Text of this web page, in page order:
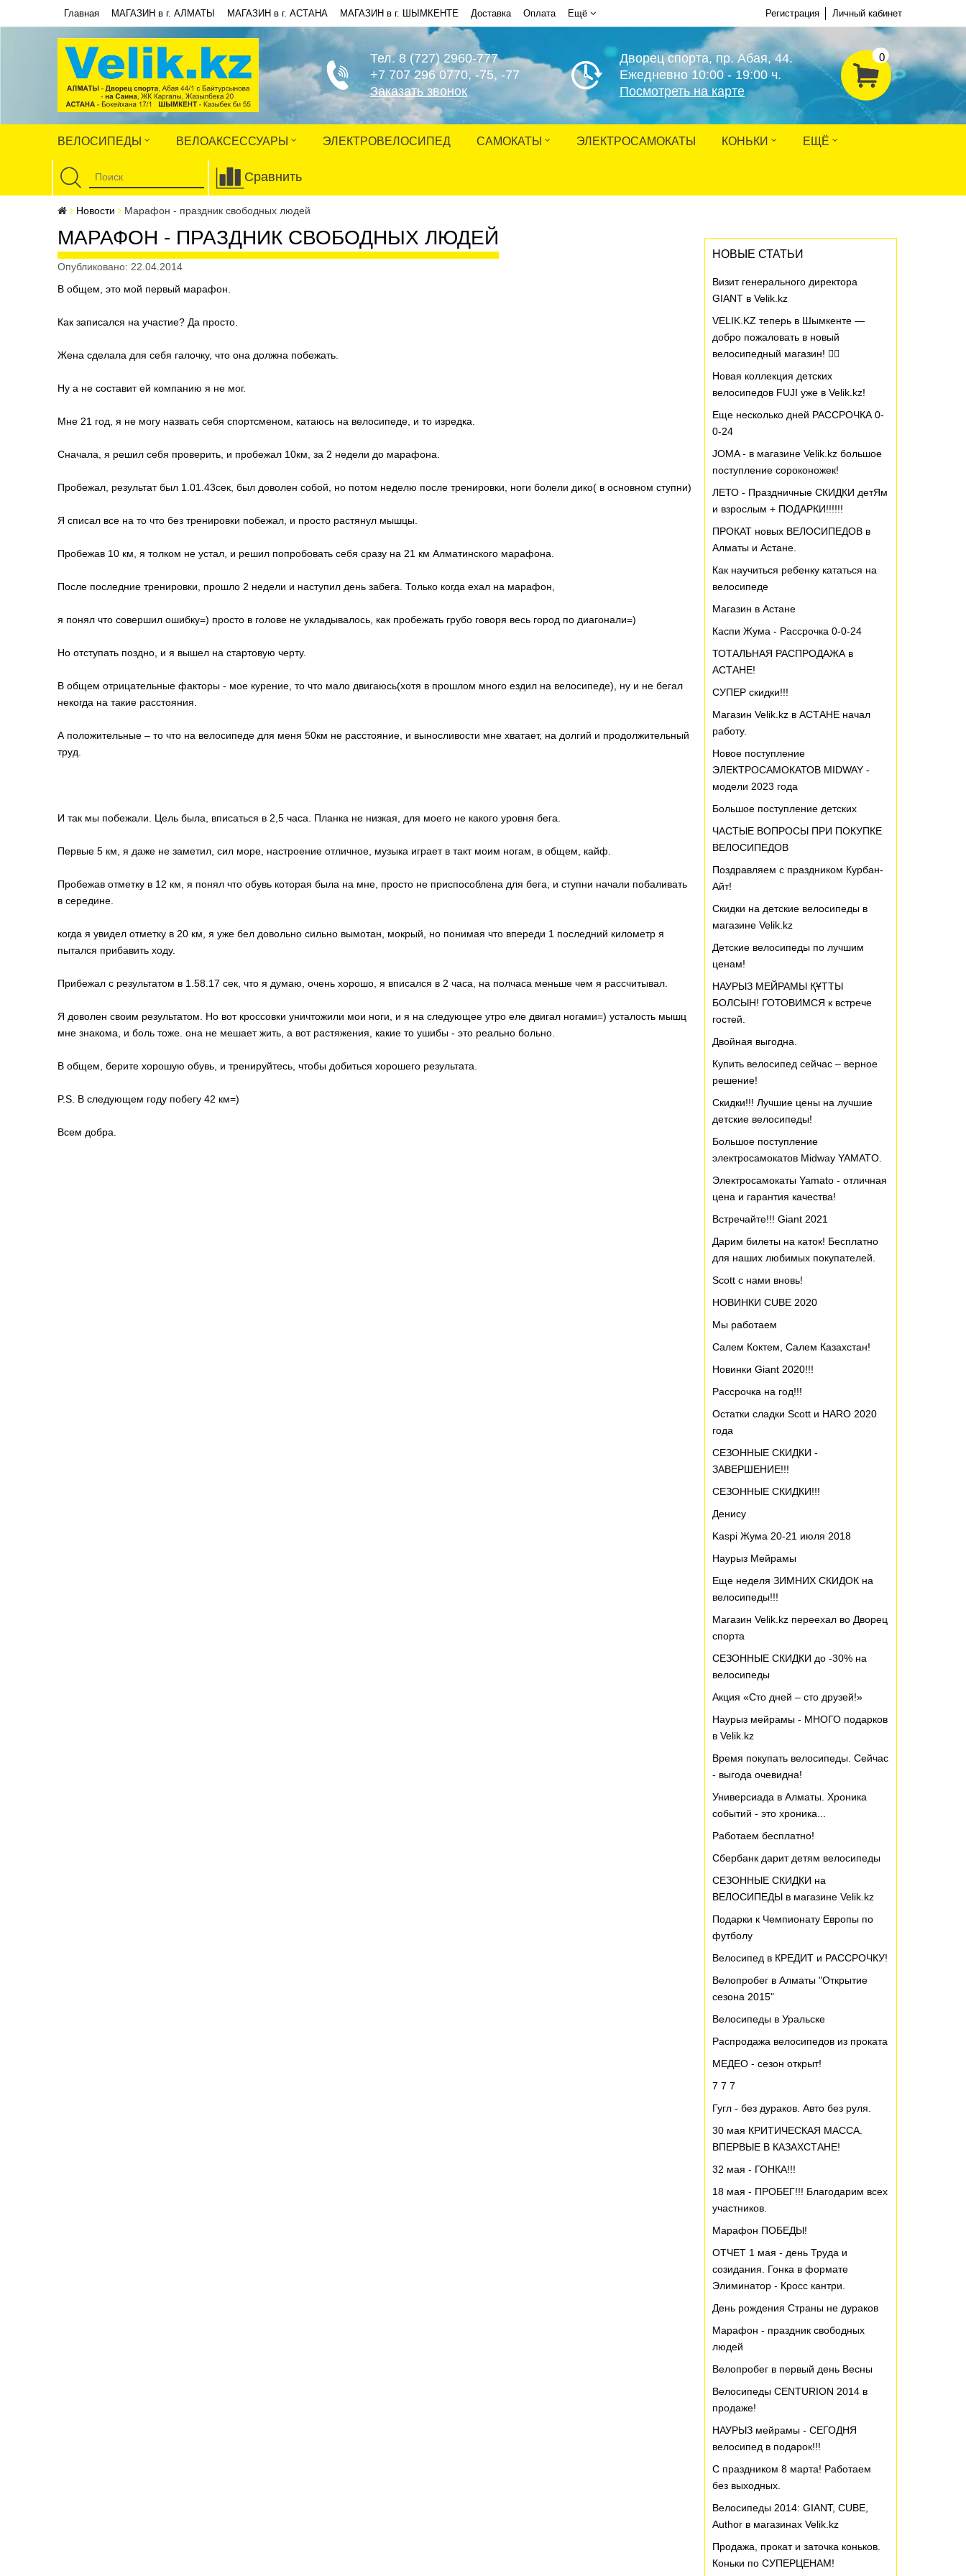
Главная МАГАЗИН в г. АЛМАТЫ МАГАЗИН в г. АСТАНА МАГАЗИН в г. ШЫМКЕНТЕ Доставка Оплата Ещё Регистрация Личный кабинет
Тел. 8 (727) 2960-777
+7 707 296 0770, -75, -77
Заказать звонок
Дворец спорта, пр. Абая, 44.
Ежедневно 10:00 - 19:00 ч.
Посмотреть на карте
0
ВЕЛОСИПЕДЫ ВЕЛОАКСЕССУАРЫ ЭЛЕКТРОВЕЛОСИПЕД САМОКАТЫ ЭЛЕКТРОСАМОКАТЫ КОНЬКИ ЕЩЁ
Сравнить
Новости Марафон - праздник свободных людей
НОВЫЕ СТАТЬИ
Визит генерального директора
GIANT в Velik.kz
VELIK.KZ теперь в Шымкенте —
добро пожаловать в новый
велосипедный магазин! 🚴‍♂️
Новая коллекция детских
велосипедов FUJI уже в Velik.kz!
Еще несколько дней РАССРОЧКА 0-
0-24
JOMA - в магазине Velik.kz большое
поступление сороконожек!
ЛЕТО - Праздничные СКИДКИ детЯм
и взрослым + ПОДАРКИ!!!!!!
ПРОКАТ новых ВЕЛОСИПЕДОВ в
Алматы и Астане.
Как научиться ребенку кататься на
велосипеде
Магазин в Астане
Каспи Жума - Рассрочка 0-0-24
ТОТАЛЬНАЯ РАСПРОДАЖА в
АСТАНЕ!
СУПЕР скидки!!!
Магазин Velik.kz в АСТАНЕ начал
работу.
Новое поступление
ЭЛЕКТРОСАМОКАТОВ MIDWAY -
модели 2023 года
Большое поступление детских
ЧАСТЫЕ ВОПРОСЫ ПРИ ПОКУПКЕ
ВЕЛОСИПЕДОВ
Поздравляем с праздником Курбан-
Айт!
Скидки на детские велосипеды в
магазине Velik.kz
Детские велосипеды по лучшим
ценам!
НАУРЫЗ МЕЙРАМЫ ҚҰТТЫ
БОЛСЫН! ГОТОВИМСЯ к встрече
гостей.
Двойная выгодна.
Купить велосипед сейчас – верное
решение!
Скидки!!! Лучшие цены на лучшие
детские велосипеды!
Большое поступление
электросамокатов Midway YAMATO.
Электросамокаты Yamato - отличная
цена и гарантия качества!
Встречайте!!! Giant 2021
Дарим билеты на каток! Бесплатно
для наших любимых покупателей.
Scott с нами вновь!
НОВИНКИ CUBE 2020
Мы работаем
Салем Коктем, Салем Казахстан!
Новинки Giant 2020!!!
Рассрочка на год!!!
Остатки сладки Scott и HARO 2020
года
СЕЗОННЫЕ СКИДКИ -
ЗАВЕРШЕНИЕ!!!
СЕЗОННЫЕ СКИДКИ!!!
Денису
Kaspi Жума 20-21 июля 2018
Наурыз Мейрамы
Еще неделя ЗИМНИХ СКИДОК на
велосипеды!!!
Магазин Velik.kz переехал во Дворец
спорта
СЕЗОННЫЕ СКИДКИ до -30% на
велосипеды
Акция «Сто дней – сто друзей!»
Наурыз мейрамы - МНОГО подарков
в Velik.kz
Время покупать велосипеды. Сейчас
- выгода очевидна!
Универсиада в Алматы. Хроника
событий - это хроника...
Работаем бесплатно!
Сбербанк дарит детям велосипеды
СЕЗОННЫЕ СКИДКИ на
ВЕЛОСИПЕДЫ в магазине Velik.kz
Подарки к Чемпионату Европы по
футболу
Велосипед в КРЕДИТ и РАССРОЧКУ!
Велопробег в Алматы "Открытие
сезона 2015"
Велосипеды в Уральске
Распродажа велосипедов из проката
МЕДЕО - сезон открыт!
7 7 7
Гугл - без дураков. Авто без руля.
30 мая КРИТИЧЕСКАЯ МАССА.
ВПЕРВЫЕ В КАЗАХСТАНЕ!
32 мая - ГОНКА!!!
18 мая - ПРОБЕГ!!! Благодарим всех
участников.
Марафон ПОБЕДЫ!
ОТЧЕТ 1 мая - день Труда и
созидания. Гонка в формате
Элиминатор - Кросс кантри.
День рождения Страны не дураков
Марафон - праздник свободных
людей
Велопробег в первый день Весны
Велосипеды CENTURION 2014 в
продаже!
НАУРЫЗ мейрамы - СЕГОДНЯ
велосипед в подарок!!!
С праздником 8 марта! Работаем
без выходных.
Велосипеды 2014: GIANT, CUBE,
Author в магазинах Velik.kz
Продажа, прокат и заточка коньков.
Коньки по СУПЕРЦЕНАМ!
МАРАФОН - ПРАЗДНИК СВОБОДНЫХ ЛЮДЕЙ
Опубликовано: 22.04.2014
В общем, это мой первый марафон.
Как записался на участие? Да просто.
Жена сделала для себя галочку, что она должна побежать.
Ну а не составит ей компанию я не мог.
Мне 21 год, я не могу назвать себя спортсменом, катаюсь на велосипеде, и то изредка.
Сначала, я решил себя проверить, и пробежал 10км, за 2 недели до марафона.
Пробежал, результат был 1.01.43сек, был доволен собой, но потом неделю после тренировки, ноги болели дико( в основном ступни)
Я списал все на то что без тренировки побежал, и просто растянул мышцы.
Пробежав 10 км, я толком не устал, и решил попробовать себя сразу на 21 км Алматинского марафона.
После последние тренировки, прошло 2 недели и наступил день забега. Только когда ехал на марафон,
я понял что совершил ошибку=) просто в голове не укладывалось, как пробежать грубо говоря весь город по диагонали=)
Но отступать поздно, и я вышел на стартовую черту.
В общем отрицательные факторы - мое курение, то что мало двигаюсь(хотя в прошлом много ездил на велосипеде), ну и не бегал
некогда на такие расстояния.
А положительные – то что на велосипеде для меня 50км не расстояние, и выносливости мне хватает, на долгий и продолжительный
труд.
И так мы побежали. Цель была, вписаться в 2,5 часа. Планка не низкая, для моего не какого уровня бега.
Первые 5 км, я даже не заметил, сил море, настроение отличное, музыка играет в такт моим ногам, в общем, кайф.
Пробежав отметку в 12 км, я понял что обувь которая была на мне, просто не приспособлена для бега, и ступни начали побаливать
в середине.
когда я увидел отметку в 20 км, я уже бел довольно сильно вымотан, мокрый, но понимая что впереди 1 последний километр я
пытался прибавить ходу.
Прибежал с результатом в 1.58.17 сек, что я думаю, очень хорошо, я вписался в 2 часа, на полчаса меньше чем я рассчитывал.
Я доволен своим результатом. Но вот кроссовки уничтожили мои ноги, и я на следующее утро еле двигал ногами=) усталость мышц
мне знакома, и боль тоже. она не мешает жить, а вот растяжения, какие то ушибы - это реально больно.
В общем, берите хорошую обувь, и тренируйтесь, чтобы добиться хорошего результата.
P.S. В следующем году побегу 42 км=)
Всем добра.